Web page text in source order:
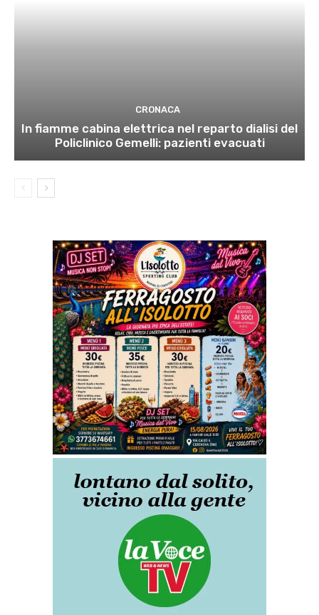
CRONACA
In fiamme cabina elettrica nel reparto dialisi del
Policlinico Gemelli: pazienti evacuati